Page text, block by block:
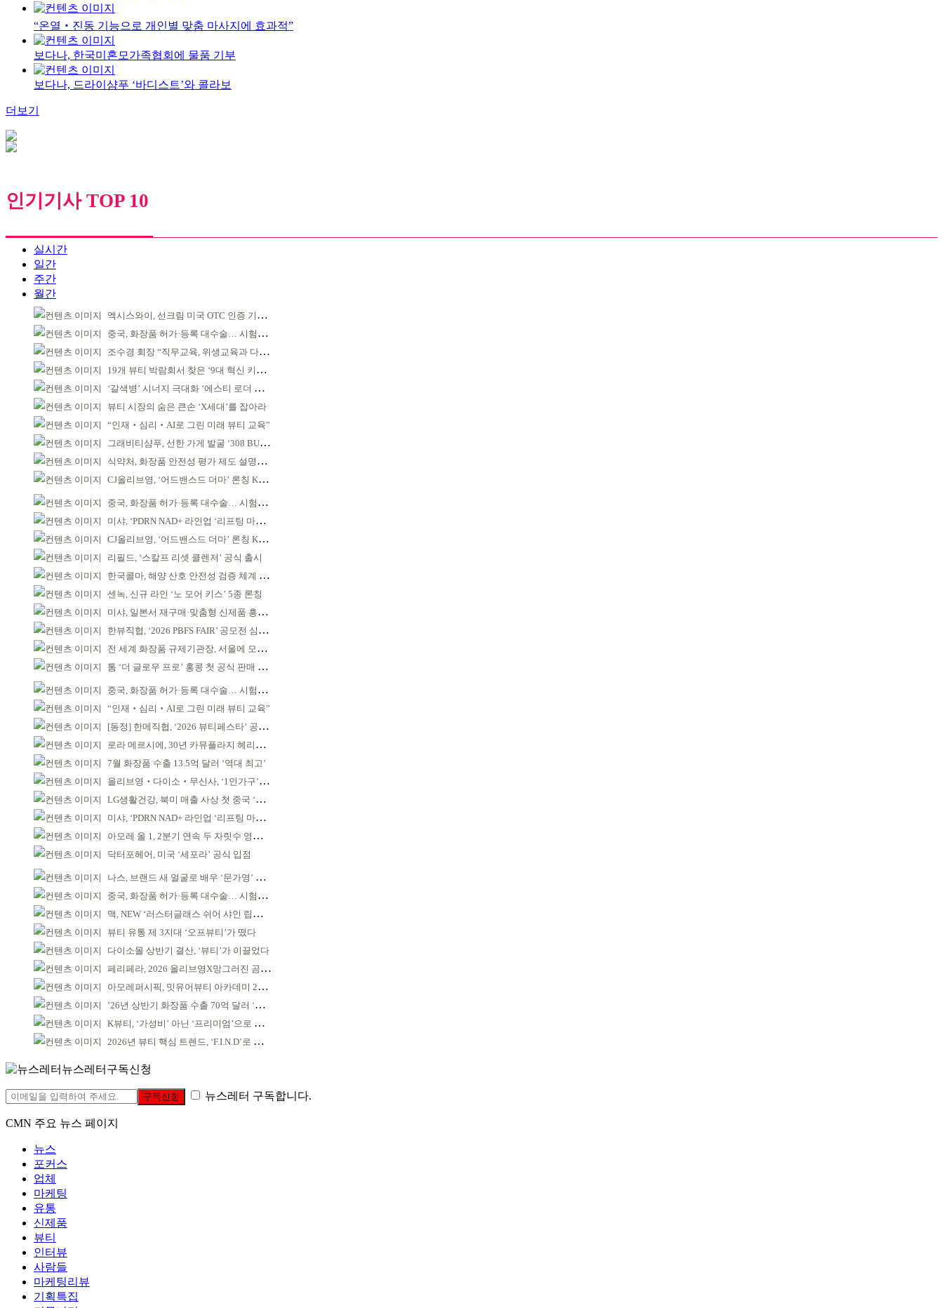
“온열‧진동 기능으로 개인별 맞춤 마사지에 효과적”
보다나, 한국미혼모가족협회에 물품 기부
보다나, 드라이샴푸 ‘바디스트’와 콜라보
더보기
인기기사 TOP 10
실시간
일간
주간
월간
엑시스와이, 선크림 미국 OTC 인증 기념 이벤트
중국, 화장품 허가·등록 대수술… 시험자료 공용 허용
조수경 회장 “직무교육, 위생교육과 다르다”
19개 뷰티 박람회서 찾은 ‘9대 혁신 키워드’
‘갈색병’ 시너지 극대화 ‘에스티 로더 스킨부스터’ 출시
뷰티 시장의 숨은 큰손 ‘X세대’를 잡아라
“인재‧심리‧AI로 그린 미래 뷰티 교육”
그래비티샴푸, 선한 가게 발굴 ‘308 BUYCOTT’ 출범
식약처, 화장품 안전성 평가 제도 설명회 개최
CJ올리브영, ‘어드밴스드 더마’ 론칭 K더마 육성 박차
중국, 화장품 허가·등록 대수술… 시험자료 공용 허용
미샤, ‘PDRN NAD+ 라인업 ‘리프팅 마스크’ 출시
CJ올리브영, ‘어드밴스드 더마’ 론칭 K더마 육성 박차
리필드, ‘스칼프 리셋 클렌저’ 공식 출시
한국콜마, 해양 산호 안전성 검증 체계 구축
센녹, 신규 라인 ‘노 모어 키스’ 5종 론칭
미샤, 일본서 재구매·맞춤형 신제품 흥행 ‘쌍끌이’
한뷰직협, ‘2026 PBFS FAIR’ 공모전 심사 성료
전 세계 화장품 규제기관장, 서울에 모인다
톰 ‘더 글로우 프로’ 홍콩 첫 공식 판매 완판
중국, 화장품 허가·등록 대수술… 시험자료 공용 허용
“인재‧심리‧AI로 그린 미래 뷰티 교육”
[동정] 한메직협, ‘2026 뷰티페스타’ 공동 주최
로라 메르시에, 30년 카뮤플라지 헤리티지 담아
7월 화장품 수출 13.5억 달러 ‘역대 최고’
올리브영‧다이소‧무신사, ‘1인가구’가 이끈다
LG생활건강, 북미 매출 사상 첫 중국 ‘추월’
미샤, ‘PDRN NAD+ 라인업 ‘리프팅 마스크’ 출시
아모레 올 1, 2분기 연속 두 자릿수 영업이익률 기록
닥터포헤어, 미국 ‘세포라’ 공식 입점
나스, 브랜드 새 얼굴로 배우 ‘문가영’ 발탁
중국, 화장품 허가·등록 대수술… 시험자료 공용 허용
맥, NEW ‘러스터글래스 쉬어 샤인 립스틱’ 출시
뷰티 유통 제 3지대 ‘오프뷰티’가 떴다
다이소몰 상반기 결산, ‘뷰티’가 이끌었다
페리페라, 2026 올리브영X망그러진 곰 콜라보
아모레퍼시픽, 밋유어뷰티 아카데미 2기 발대식
’26년 상반기 화장품 수출 70억 달러 ‘역대 최고’
K뷰티, ‘가성비’ 아닌 ‘프리미엄’으로 승부걸어야
2026년 뷰티 핵심 트렌드, ‘F.I.N.D’로 읽는다
뉴스레터구독신청
구독신청 뉴스레터 구독합니다.
CMN 주요 뉴스 페이지
뉴스
포커스
업체
마케팅
유통
신제품
뷰티
인터뷰
사람들
마케팅리뷰
기획특집